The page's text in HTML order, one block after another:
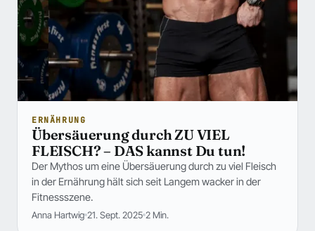
ERNÄHRUNG
Übersäuerung durch ZU VIEL
FLEISCH? – DAS kannst Du tun!
Der Mythos um eine Übersäuerung durch zu viel Fleisch
in der Ernährung hält sich seit Langem wacker in der
Fitnessszene.
Anna Hartwig 21. Sept. 2025 2 Min.